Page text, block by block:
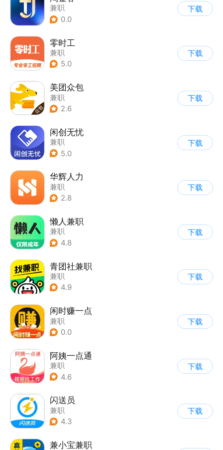
兼职
0.0
下载
零时工
兼职
5.0
下载
美团众包
兼职
2.6
下载
闲创无忧
兼职
5.0
下载
华辉人力
兼职
2.8
下载
懒人兼职
兼职
4.8
下载
青团社兼职
兼职
4.9
下载
闲时赚一点
兼职
0.0
下载
阿姨一点通
兼职
4.6
下载
闪送员
兼职
4.3
下载
兼小宝兼职